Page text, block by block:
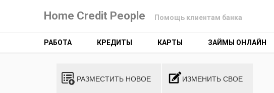
Home Credit People Помощь клиентам банка
РАБОТА КРЕДИТЫ КАРТЫ ЗАЙМЫ ОНЛАЙН
РАЗМЕСТИТЬ НОВОЕ ИЗМЕНИТЬ СВОЕ